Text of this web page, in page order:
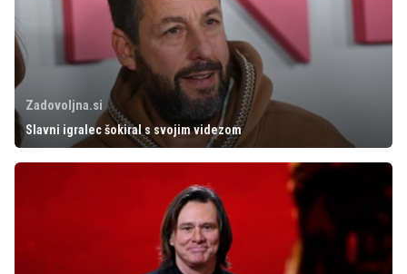
Zadovoljna.si
Slavni igralec šokiral s svojim videzom